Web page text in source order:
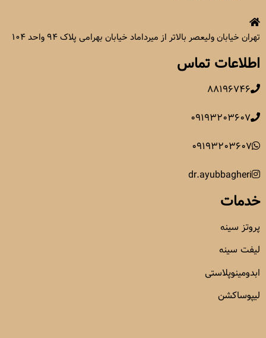
تهران خیابان ولیعصر بالاتر از میرداماد خیابان بهرامی پلاک ۹۴ واحد ۱۰۴
اطلاعات تماس
۸۸۱۹۶۷۴۶
۰۹۱۹۳۲۰۳۶۰۷
۰۹۱۹۳۲۰۳۶۰۷
dr.ayubbagheri
خدمات
پروتز سینه
لیفت سینه
ابدومینوپلاستی
لیپوساکشن